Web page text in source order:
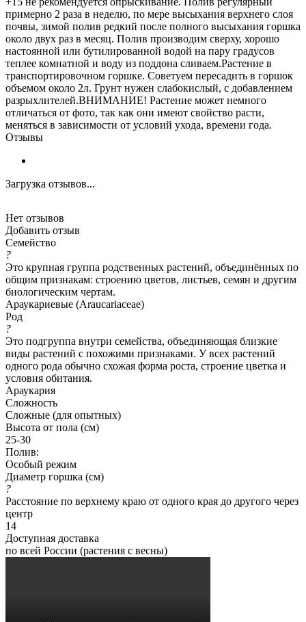
примерно 2 раза в неделю, по мере высыхания верхнего слоя
почвы, зимой полив редкий после полного высыхания горшка
около двух раз в месяц. Полив производим сверху, хорошо
настоянной или бутилированной водой на пару градусов
теплее комнатной и воду из поддона сливаем.Растение в
транспортировочном горшке. Советуем пересадить в горшок
объемом около 2л. Грунт нужен слабокислый, с добавлением
разрыхлителей.ВНИМАНИЕ! Растение может немного
отличаться от фото, так как они имеют свойство расти,
меняться в зависимости от условий ухода, времени года.
Отзывы
Загрузка отзывов...
Нет отзывов
Добавить отзыв
Семейство
?
Это крупная группа родственных растений, объединённых по
общим признакам: строению цветов, листьев, семян и другим
биологическим чертам.
Араукариевые (Araucariaceae)
Род
?
Это подгруппа внутри семейства, объединяющая близкие
виды растений с похожими признаками. У всех растений
одного рода обычно схожая форма роста, строение цветка и
условия обитания.
Араукария
Сложность
Сложные (для опытных)
Высота от пола (см)
25-30
Полив:
Особый режим
Диаметр горшка (см)
?
Расстояние по верхнему краю от одного края до другого через
центр
14
Доступная доставка
по всей России (растения с весны)